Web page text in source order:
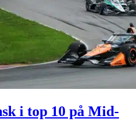
i top 10 på Mid-